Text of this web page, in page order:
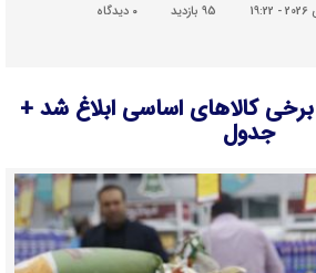
95 بازدید دیدگاه
کالاهای اساسی ابلاغ شد +
جدول